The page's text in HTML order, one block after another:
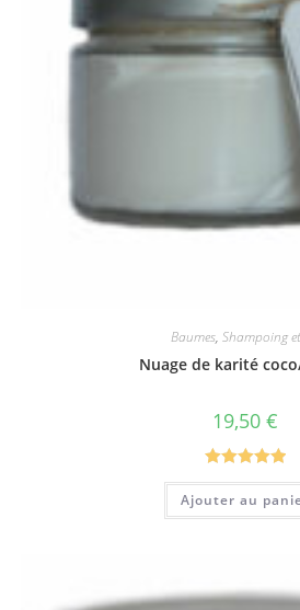
Baumes, Shampoing
Nuage de karité
19,50 €
Note5.00
sur 5
Ajouter au